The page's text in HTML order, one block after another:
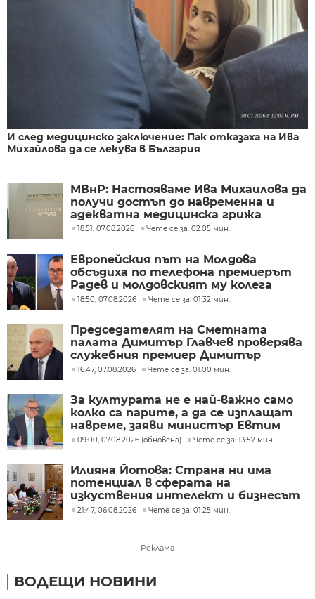
И след медицинско заключение: Пак отказаха на Ива
Михайлова да се лекува в България
МВнР: Настояваме Ива Михаилова да
получи достъп до навременна и
адекватна медицинска грижа
18:51, 07.08.2026 Чете се за: 02:05 мин.
Европейския път на Молдова
обсъдиха по телефона премиерът
Радев и молдовският му колега
Тофан
18:50, 07.08.2026 Чете се за: 01:32 мин.
Председателят на Сметната
палата Димитър Главчев проверява
служебния премиер Димитър
Главчев?
16:47, 07.08.2026 Чете се за: 01:00 мин.
За културата не е най-важно само
колко са парите, а да се изплащат
навреме, заяви министър Евтим
Милошев
09:00, 07.08.2026 (обновена) Чете се за: 13:57 мин.
Илияна Йотова: Страна ни има
потенциал в сферата на
изкуствения интелект и бизнесът
забелязва тези перспективи
21:47, 06.08.2026 Чете се за: 01:25 мин.
Реклама
ВОДЕЩИ НОВИНИ